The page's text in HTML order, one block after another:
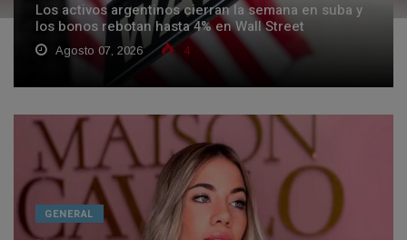
Los activos argentinos cierran la semana en suba y
los bonos rebotan hasta 4% en Wall Street
Agosto 07, 2026 4
GENERAL